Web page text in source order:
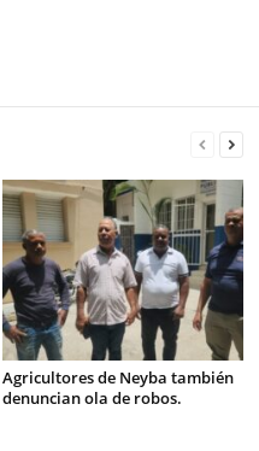
Agricultores de Neyba también
denuncian ola de robos.